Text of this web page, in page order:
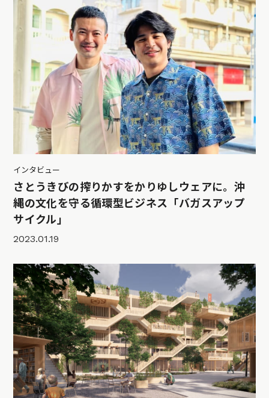
インタビュー
さとうきびの搾りかすをかりゆしウェアに。沖
縄の文化を守る循環型ビジネス「バガスアップ
サイクル」
2023.01.19